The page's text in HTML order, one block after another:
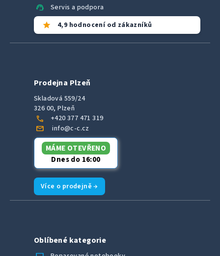
support_agent Servis a podpora
star 4,9 hodnocení od zákazníků
Prodejna Plzeň
Skladová 559/24
326 00, Plzeň
call +420 377 471 319
mail info@c-c.cz
MÁME OTEVŘENO
Dnes do 16:00
Více o prodejně →
Oblíbené kategorie